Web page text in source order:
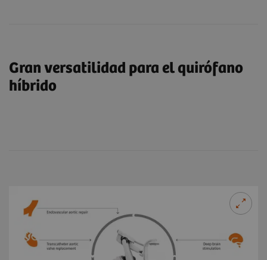
Gran versatilidad para el quirófano
híbrido